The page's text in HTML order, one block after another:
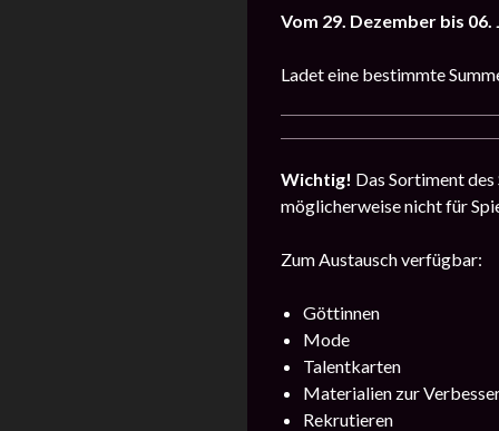
Vom 29. Dezember bis
Ladet eine bestimmte
Wichtig! Das Sortiment
möglicherweise nicht für
Zum Austausch verfügbar:
Göttinnen
Mode
Talentkarten
Materialien zur
Rekrutieren